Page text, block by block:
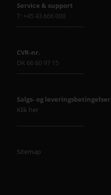
Service & support
T: +45 43 666 000
----------------------------------
CVR-nr.
DK 66 60 97 15
----------------------------------
Salgs- og leveringsbetingelser
Klik her
----------------------------------
Sitemap